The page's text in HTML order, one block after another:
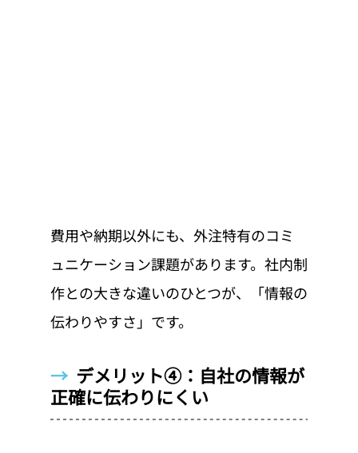
費用や納期以外にも、外注特有のコミ
ュニケーション課題があります。社内制
作との大きな違いのひとつが、「情報の
伝わりやすさ」です。
→ デメリット④：自社の情報が
正確に伝わりにくい